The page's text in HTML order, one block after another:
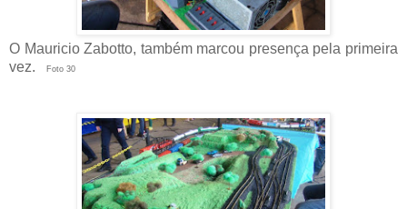
O Mauricio Zabotto, também marcou presença pela primeira
vez.
Foto 30